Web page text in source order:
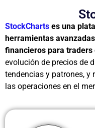
StockCharts es una
herramientas
financieros para traders
evolución de precios de
tendencias y patrones, y
las operaciones en el